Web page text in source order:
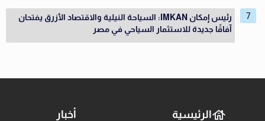
رئيس إمكان IMKAN: السياحة النيلية والاقتصاد الأزرق يفتحان
آفاقًا جديدة للاستثمار السياحي في مصر
الرئيسية أخبار